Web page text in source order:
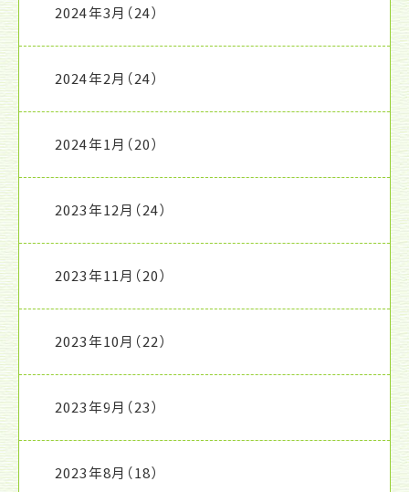
2024年3月 （24）
2024年2月 （24）
2024年1月 （20）
2023年12月 （24）
2023年11月 （20）
2023年10月 （22）
2023年9月 （23）
2023年8月 （18）